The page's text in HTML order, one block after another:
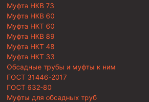
Муфта НКВ 73
Муфта НКВ 60
Муфта НКТ 60
Муфта НКВ 89
Муфта НКТ 48
Муфта НКТ 33
Обсадные трубы и муфты к ним
ГОСТ 31446-2017
ГОСТ 632-80
Муфты для обсадных труб